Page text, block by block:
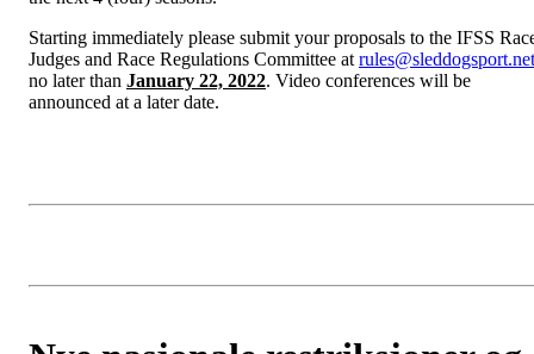
Starting immediately please submit your proposals to the IFSS
Judges and Race Regulations Committee at rules@sleddogsport.net
no later than January 22, 2022. Video conferences will be
announced at a later date.